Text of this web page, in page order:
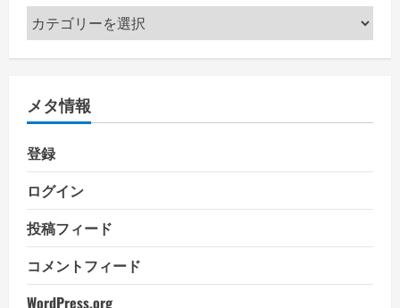
カ
テ
ー
メタ情報
登録
ログイン
投稿フィード
コメントフィード
WordPress.org